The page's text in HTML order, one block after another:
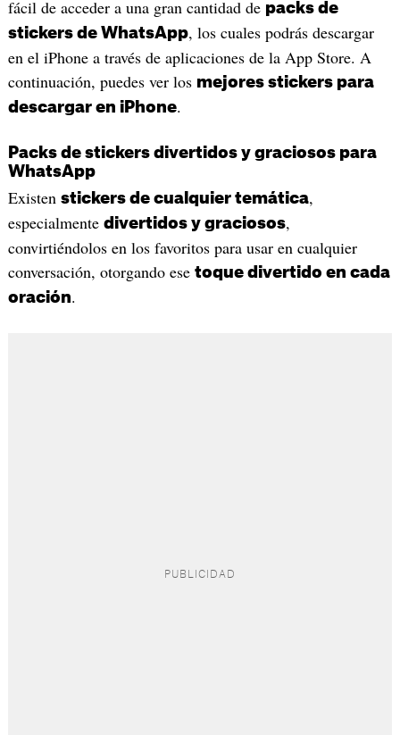
fácil de acceder a una gran cantidad de packs de
stickers de WhatsApp, los cuales podrás descargar
en el iPhone a través de aplicaciones de la App Store. A
continuación, puedes ver los mejores stickers para
descargar en iPhone.
Packs de stickers divertidos y graciosos para
WhatsApp
Existen stickers de cualquier temática,
especialmente divertidos y graciosos,
convirtiéndolos en los favoritos para usar en cualquier
conversación, otorgando ese toque divertido en cada
oración.